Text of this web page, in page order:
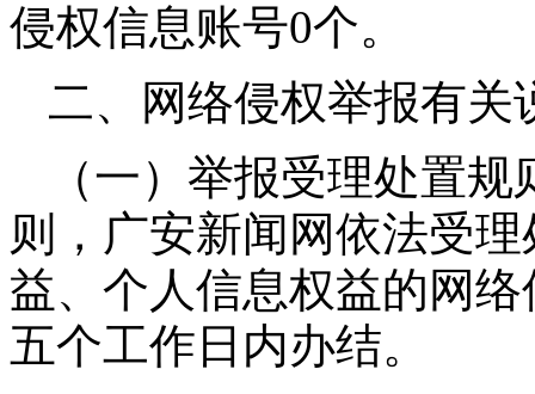
侵权信息账号0个。
二、网络侵权举报有关
（一）举报受理处置
则，广安新闻网依法受
益、个人信息权益的网
五个工作日内办结。